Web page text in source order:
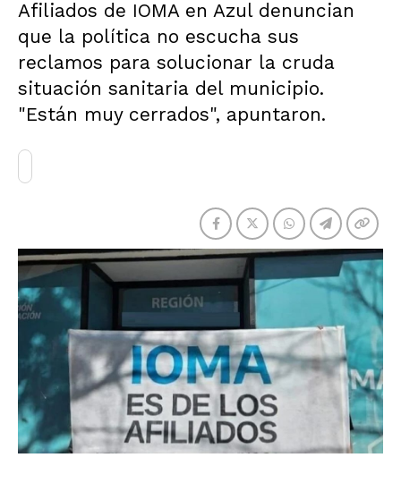
Afiliados de IOMA en Azul denuncian
que la política no escucha sus
reclamos para solucionar la cruda
situación sanitaria del municipio.
"Están muy cerrados", apuntaron.